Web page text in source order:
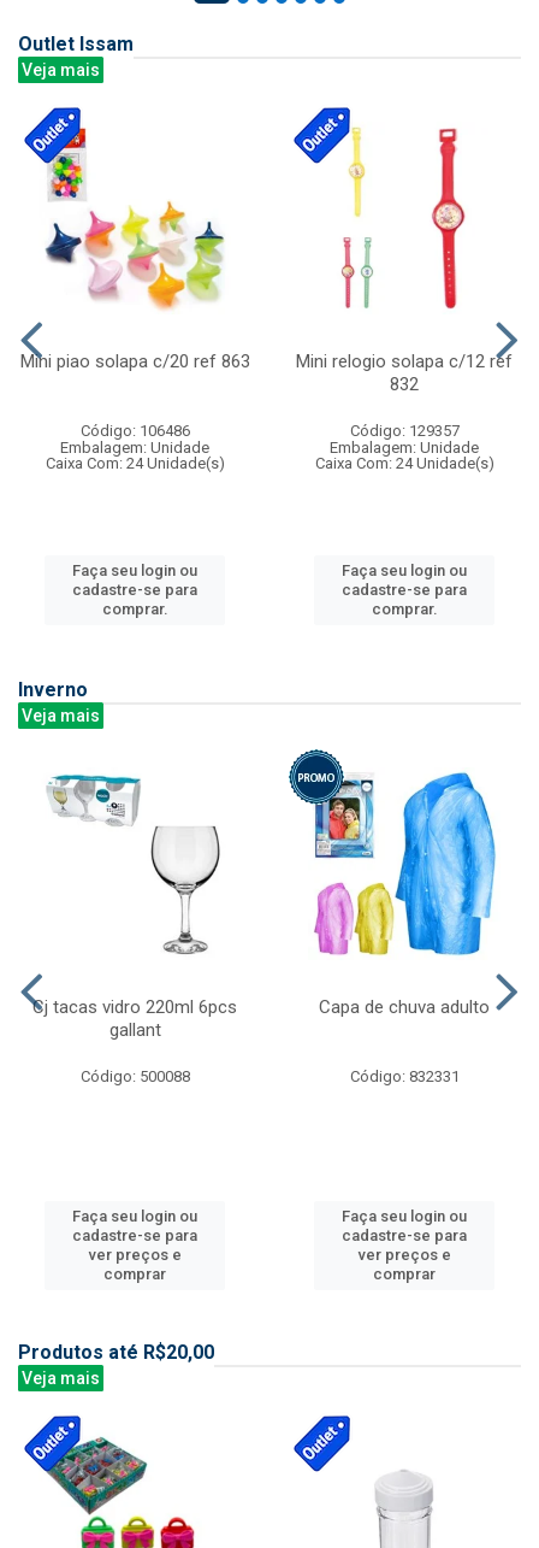
Outlet Issam
Veja mais
Mini piao solapa c/20 ref 863
Código: 106486
Embalagem: Unidade
Caixa Com: 24 Unidade(s)
Faça seu login ou
cadastre-se para
comprar.
Mini relogio solapa c/12 ref
832
Código: 129357
Embalagem: Unidade
Caixa Com: 24 Unidade(s)
Faça seu login ou
cadastre-se para
comprar.
Inverno
Veja mais
Cj tacas vidro 220ml 6pcs
gallant
Código: 500088
Faça seu login ou
cadastre-se para
ver preços e
comprar
Capa de chuva adulto
Código: 832331
Faça seu login ou
cadastre-se para
ver preços e
comprar
Produtos até R$20,00
Veja mais